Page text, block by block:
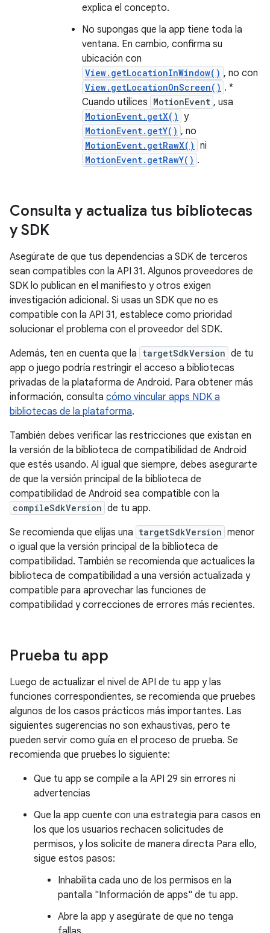
explica el concepto.
No supongas que la app tiene toda la
ventana. En cambio, confirma su
ubicación con
View.getLocationInWindow() , no con
View.getLocationOnScreen() . *
Cuando utilices MotionEvent , usa
MotionEvent.getX() y
MotionEvent.getY() , no
MotionEvent.getRawX() ni
MotionEvent.getRawY() .
Consulta y actualiza tus bibliotecas
y SDK
Asegúrate de que tus dependencias a SDK de terceros
sean compatibles con la API 31. Algunos proveedores de
SDK lo publican en el manifiesto y otros exigen
investigación adicional. Si usas un SDK que no es
compatible con la API 31, establece como prioridad
solucionar el problema con el proveedor del SDK.
Además, ten en cuenta que la targetSdkVersion de tu
app o juego podría restringir el acceso a bibliotecas
privadas de la plataforma de Android. Para obtener más
información, consulta cómo vincular apps NDK a
bibliotecas de la plataforma.
También debes verificar las restricciones que existan en
la versión de la biblioteca de compatibilidad de Android
que estés usando. Al igual que siempre, debes asegurarte
de que la versión principal de la biblioteca de
compatibilidad de Android sea compatible con la
compileSdkVersion de tu app.
Se recomienda que elijas una targetSdkVersion menor
o igual que la versión principal de la biblioteca de
compatibilidad. También se recomienda que actualices la
biblioteca de compatibilidad a una versión actualizada y
compatible para aprovechar las funciones de
compatibilidad y correcciones de errores más recientes.
Prueba tu app
Luego de actualizar el nivel de API de tu app y las
funciones correspondientes, se recomienda que pruebes
algunos de los casos prácticos más importantes. Las
siguientes sugerencias no son exhaustivas, pero te
pueden servir como guía en el proceso de prueba. Se
recomienda que pruebes lo siguiente:
Que tu app se compile a la API 29 sin errores ni
advertencias
Que la app cuente con una estrategia para casos en
los que los usuarios rechacen solicitudes de
permisos, y los solicite de manera directa Para ello,
sigue estos pasos:
Inhabilita cada uno de los permisos en la
pantalla "Información de apps" de tu app.
Abre la app y asegúrate de que no tenga